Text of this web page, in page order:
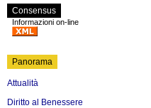
Consensus
Informazioni on-line
Panorama
Attualità
Diritto al Benessere